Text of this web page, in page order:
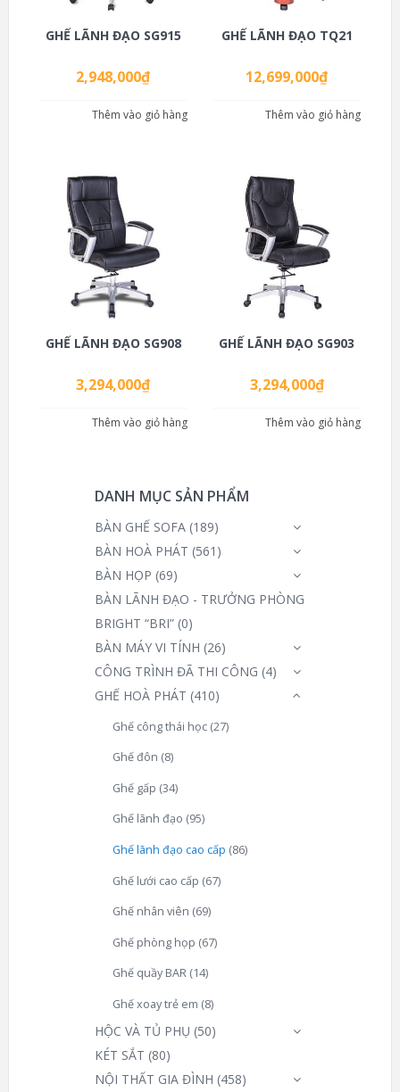
GHẾ LÃNH ĐẠO SG915
2,948,000₫
Thêm vào giỏ hàng
GHẾ LÃNH ĐẠO TQ21
12,699,000₫
Thêm vào giỏ hàng
GHẾ LÃNH ĐẠO SG908
3,294,000₫
Thêm vào giỏ hàng
GHẾ LÃNH ĐẠO SG903
3,294,000₫
Thêm vào giỏ hàng
DANH MỤC SẢN PHẨM
BÀN GHẾ SOFA (189)
BÀN HOÀ PHÁT (561)
BÀN HỌP (69)
BÀN LÃNH ĐẠO - TRƯỞNG PHÒNG
BRIGHT “BRI” (0)
BÀN MÁY VI TÍNH (26)
CÔNG TRÌNH ĐÃ THI CÔNG (4)
GHẾ HOÀ PHÁT (410)
Ghế công thái học (27)
Ghế đôn (8)
Ghế gấp (34)
Ghế lãnh đạo (95)
Ghế lãnh đạo cao cấp (86)
Ghế lưới cao cấp (67)
Ghế nhân viên (69)
Ghế phòng họp (67)
Ghế quầy BAR (14)
Ghế xoay trẻ em (8)
HỘC VÀ TỦ PHỤ (50)
KÉT SẮT (80)
NỘI THẤT GIA ĐÌNH (458)